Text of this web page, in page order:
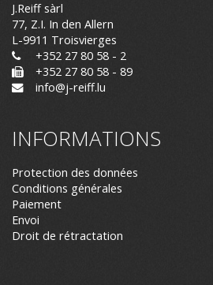
J.Reiff sàrl
77, Z.I. In den Allern
L-9911 Troisvierges
+352 27 80 58 - 2
+352 27 80 58 - 89
info@j-reiff.lu
INFORMATIONS
Protection des données
Conditions générales
Paiement
Envoi
Droit de rétractation